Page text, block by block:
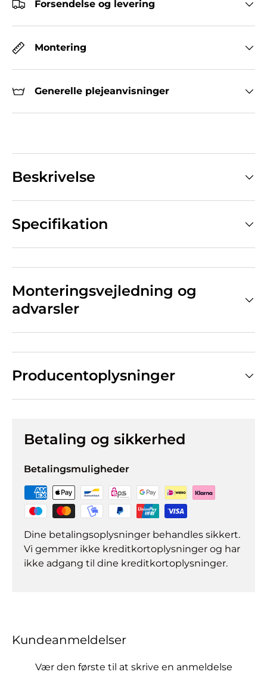
Forsendelse og levering
Montering
Generelle plejeanvisninger
Beskrivelse
Specifikation
Monteringsvejledning og
advarsler
Producentoplysninger
Betaling og sikkerhed
Betalingsmuligheder
Dine betalingsoplysninger behandles sikkert.
Vi gemmer ikke kreditkortoplysninger og har
ikke adgang til dine kreditkortoplysninger.
Kundeanmeldelser
Vær den første til at skrive en anmeldelse